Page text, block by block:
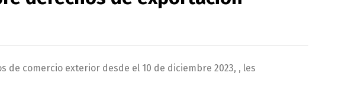
comercio exterior desde el 10 de diciembre 2023, , les